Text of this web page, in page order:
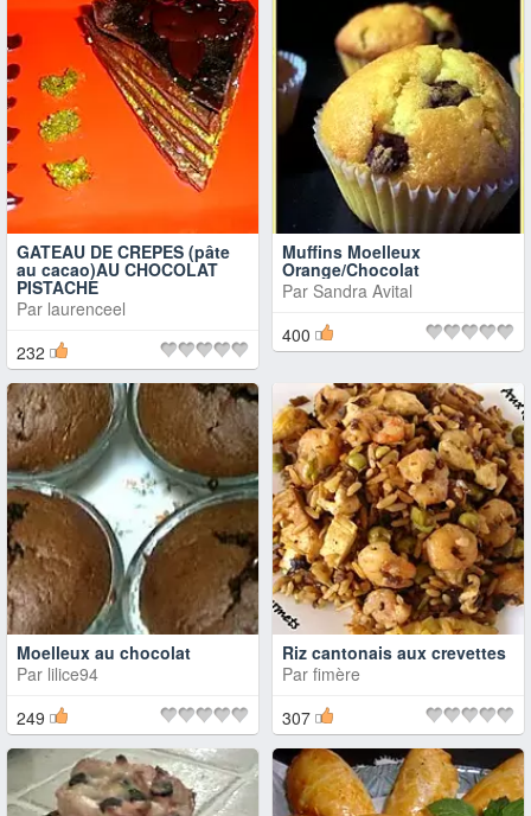
GATEAU DE CREPES (pâte
au cacao)AU CHOCOLAT
PISTACHE
Par laurenceel
232
Muffins Moelleux
Orange/Chocolat
Par Sandra Avital
400
Moelleux au chocolat
Par lilice94
249
Riz cantonais aux crevettes
Par fimère
307